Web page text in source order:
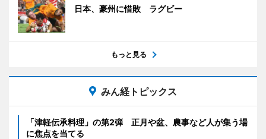
日本、豪州に惜敗 ラグビー
もっと見る
みん経トピックス
「津軽伝承料理」の第2弾 正月や盆、農事など人が集う場
に焦点を当てる